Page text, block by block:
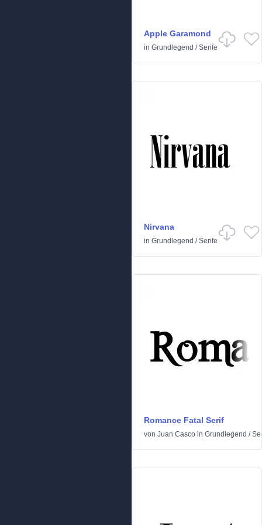
Apple Garamond
in Grundlegend /Serife
Nirvana
in Grundlegend /Serife
Romance Fatal Serif
von Juan Casco in Grundlegend /